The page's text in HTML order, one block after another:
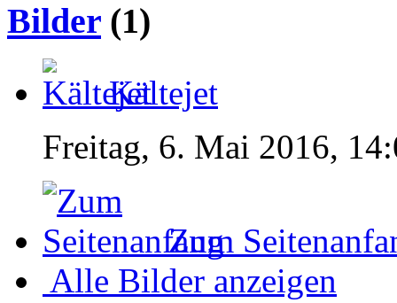
Bilder (1)
Kältejet
Freitag, 6. Mai 2016,
Zum
Alle Bilder anzeigen